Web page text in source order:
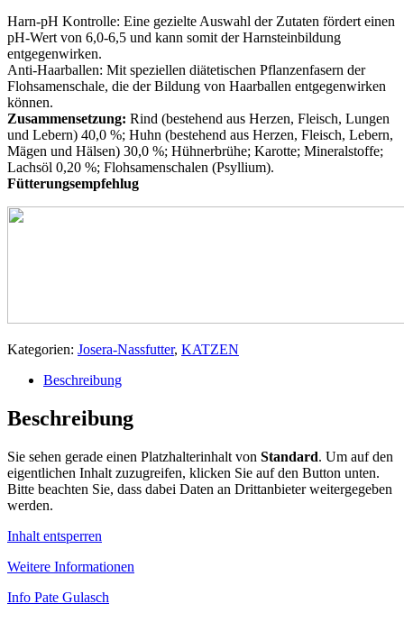
Harn-pH Kontrolle: Eine gezielte Auswahl der Zutaten fördert einen
pH-Wert von 6,0-6,5 und kann somit der Harnsteinbildung
entgegenwirken.
Anti-Haarballen: Mit speziellen diätetischen Pflanzenfasern der
Flohsamenschale, die der Bildung von Haarballen entgegenwirken
können.
Zusammensetzung: Rind (bestehend aus Herzen, Fleisch, Lungen
und Lebern) 40,0 %; Huhn (bestehend aus Herzen, Fleisch, Lebern,
Mägen und Hälsen) 30,0 %; Hühnerbrühe; Karotte; Mineralstoffe;
Lachsöl 0,20 %; Flohsamenschalen (Psyllium).
Fütterungsempfehlug
Kategorien: Josera-Nassfutter, KATZEN
Beschreibung
Beschreibung
Sie sehen gerade einen Platzhalterinhalt von Standard. Um auf den
eigentlichen Inhalt zuzugreifen, klicken Sie auf den Button unten.
Bitte beachten Sie, dass dabei Daten an Drittanbieter weitergegeben
werden.
Inhalt entsperren
Weitere Informationen
Info Pate Gulasch